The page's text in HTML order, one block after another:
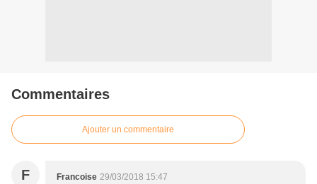
Commentaires
Ajouter un commentaire
F Francoise 29/03/2018 15:47